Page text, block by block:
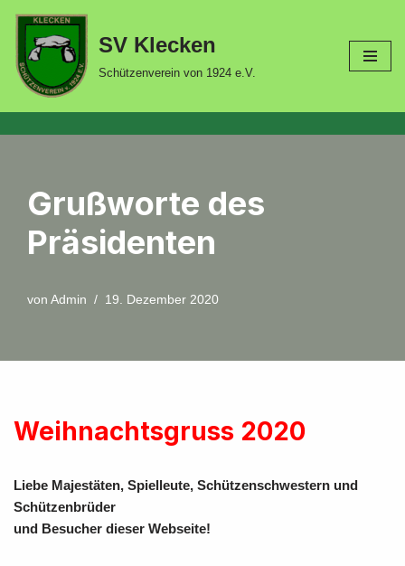
Zum
Inhalt
springen
SV Klecken
Schützenverein von 1924 e.V.
Grußworte des
Präsidenten
von Admin 19. Dezember 2020
Weihnachtsgruss 2020
Liebe Majestäten, Spielleute, Schützenschwestern und
Schützenbrüder
und Besucher dieser Webseite!